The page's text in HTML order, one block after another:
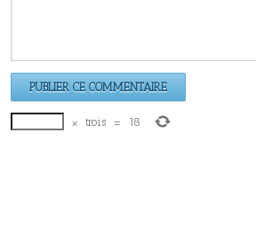
× trois = 18